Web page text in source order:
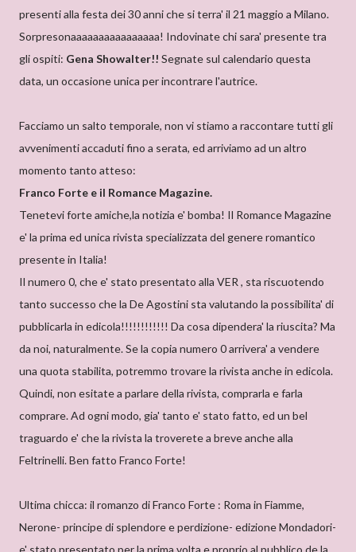
presenti alla festa dei 30 anni che si terra' il 21 maggio a Milano.
Sorpresonaaaaaaaaaaaaaaaa! Indovinate chi sara' presente tra
gli ospiti: Gena Showalter!! Segnate sul calendario questa
data, un occasione unica per incontrare l'autrice.
Facciamo un salto temporale, non vi stiamo a raccontare tutti gli
avvenimenti accaduti fino a serata, ed arriviamo ad un altro
momento tanto atteso:
Franco Forte e il Romance Magazine.
Tenetevi forte amiche,la notizia e' bomba! Il Romance Magazine
e' la prima ed unica rivista specializzata del genere romantico
presente in Italia!
Il numero 0, che e' stato presentato alla VER , sta riscuotendo
tanto successo che la De Agostini sta valutando la possibilita' di
pubblicarla in edicola!!!!!!!!!!!! Da cosa dipendera' la riuscita? Ma
da noi, naturalmente. Se la copia numero 0 arrivera' a vendere
una quota stabilita, potremmo trovare la rivista anche in edicola.
Quindi, non esitate a parlare della rivista, comprarla e farla
comprare. Ad ogni modo, gia' tanto e' stato fatto, ed un bel
traguardo e' che la rivista la troverete a breve anche alla
Feltrinelli. Ben fatto Franco Forte!
Ultima chicca: il romanzo di Franco Forte : Roma in Fiamme,
Nerone- principe di splendore e perdizione- edizione Mondadori-